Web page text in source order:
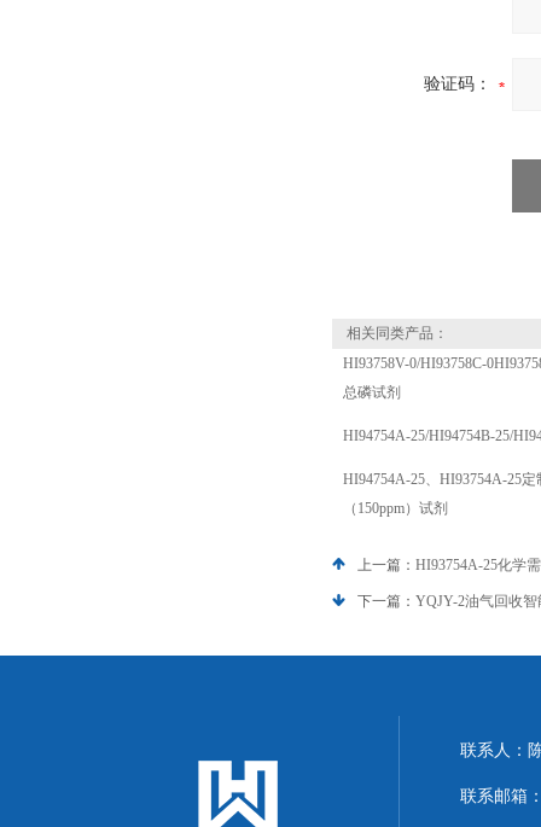
验证码：
相关同类产品：
HI93758V-0/HI93758C-
总磷试剂
HI94754A-25/HI94754B-25/
HI94754A-25、HI93754A-25
（150ppm）试剂
上一篇： HI93754A-25化学
下一篇： YQJY-2油气回收
联系人：
联系邮箱